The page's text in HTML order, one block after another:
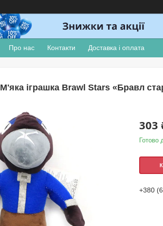
Про нас Контакти Доставка і оплата
М'яка іграшка Brawl Stars «Бравл
303
Готово
+380